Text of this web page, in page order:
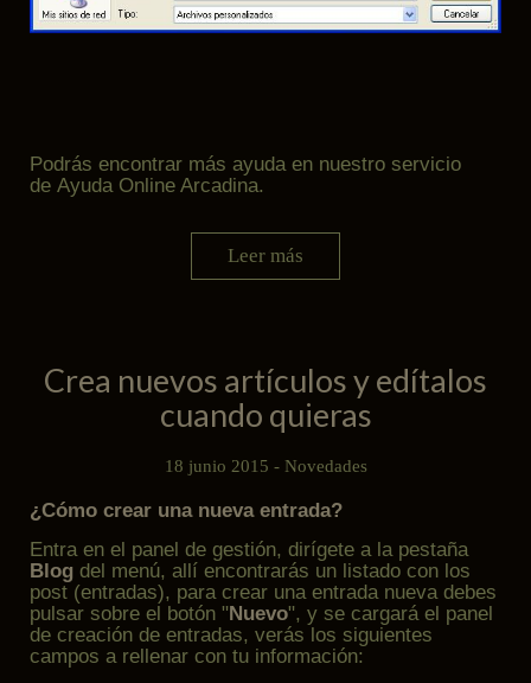
Podrás encontrar más ayuda en nuestro servicio
de Ayuda Online Arcadina.
Leer más
Crea nuevos artículos y edítalos
cuando quieras
18 junio 2015 - Novedades
¿Cómo crear una nueva entrada?
Entra en el panel de gestión, dirígete a la pestaña
Blog del menú, allí encontrarás un listado con los
post (entradas), para crear una entrada nueva debes
pulsar sobre el botón "Nuevo", y se cargará el panel
de creación de entradas, verás los siguientes
campos a rellenar con tu información: